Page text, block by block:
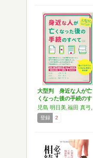
大型判 身近な人が亡
くなった後の手続のす
べて…
登録 2